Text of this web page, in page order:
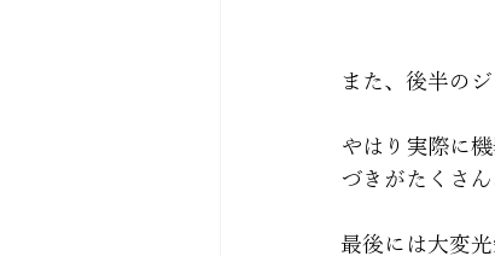
また、後半の
やはり実際に
づきがたくさ
最後には大変